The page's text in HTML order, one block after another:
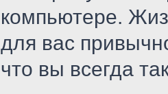
компьютере.
для вас
что вы всегда